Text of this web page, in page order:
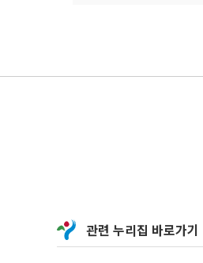
관련 누리집 바로가기